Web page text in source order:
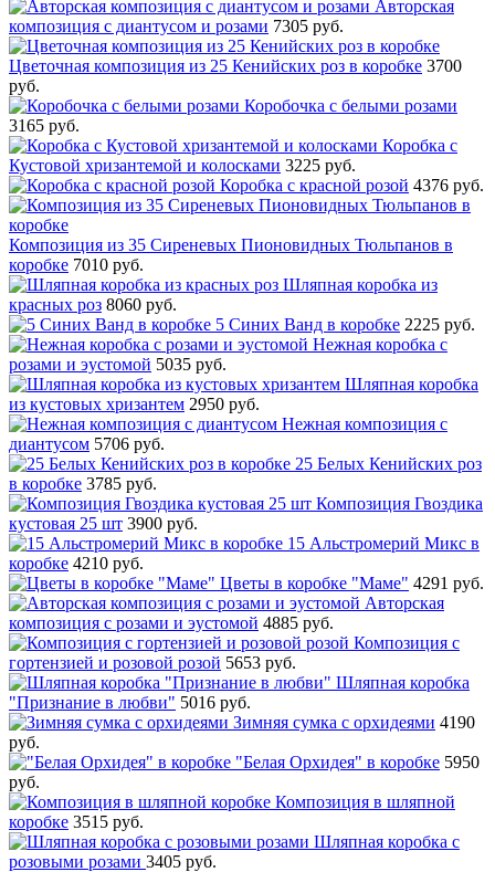
Авторская
композиция с диантусом и розами 7305 руб.
Цветочная композиция из 25 Кенийских роз в коробке 3700
руб.
Коробочка с белыми розами
3165 руб.
Коробка с
Кустовой хризантемой и колосками 3225 руб.
Коробка с красной розой 4376 руб.
Композиция из 35 Сиреневых Пионовидных Тюльпанов в
коробке 7010 руб.
Шляпная коробка из
красных роз 8060 руб.
5 Синих Ванд в коробке 2225 руб.
Нежная коробка с
розами и эустомой 5035 руб.
Шляпная коробка
из кустовых хризантем 2950 руб.
Нежная композиция с
диантусом 5706 руб.
25 Белых Кенийских роз
в коробке 3785 руб.
Композиция Гвоздика
кустовая 25 шт 3900 руб.
15 Альстромерий Микс в
коробке 4210 руб.
Цветы в коробке "Маме" 4291 руб.
Авторская
композиция с розами и эустомой 4885 руб.
Композиция с
гортензией и розовой розой 5653 руб.
Шляпная коробка
"Признание в любви" 5016 руб.
Зимняя сумка с орхидеями 4190
руб.
"Белая Орхидея" в коробке 5950
руб.
Композиция в шляпной
коробке 3515 руб.
Шляпная коробка с
розовыми розами 3405 руб.